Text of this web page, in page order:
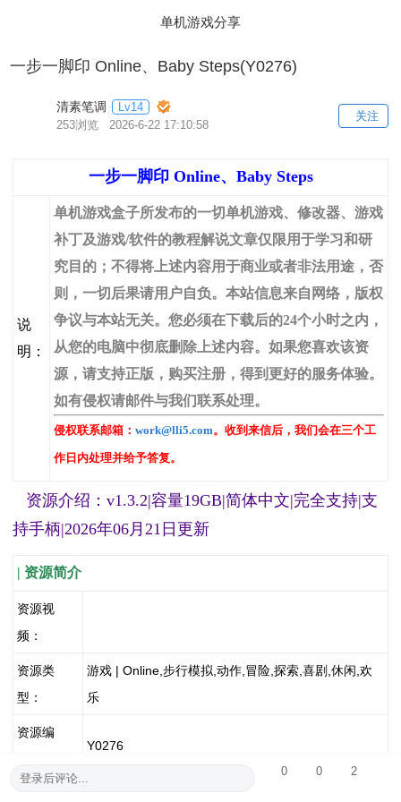
单机游戏分享
一步一脚印 Online、Baby Steps(Y0276)
清素笔调
Lv14
253浏览 2026-6-22 17:10:58
关注
一步一脚印 Online、Baby Steps
说
明：
单机游戏盒子所发布的一切单机游戏、修改器、游戏
补丁及游戏/软件的教程解说文章仅限用于学习和研
究目的；不得将上述内容用于商业或者非法用途，否
则，一切后果请用户自负。本站信息来自网络，版权
争议与本站无关。您必须在下载后的24个小时之内，
从您的电脑中彻底删除上述内容。如果您喜欢该资
源，请支持正版，购买注册，得到更好的服务体验。
如有侵权请邮件与我们联系处理。
侵权联系邮箱： work@lli5.com。收到来信后，我们会在三个工
作日内处理并给予答复。
资源介绍：v1.3.2|容量19GB|简体中文|完全支持|支
持手柄|2026年06月21日更新
| 资源简介
资源视
频：
资源类
型：
游戏 | Online,步行模拟,动作,冒险,探索,喜剧,休闲,欢
乐
资源编
Y0276
登录后评论... 0 0 2